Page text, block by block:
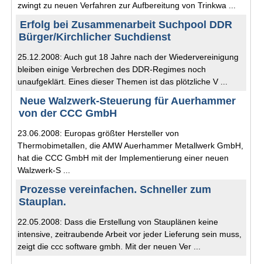
zwingt zu neuen Verfahren zur Aufbereitung von Trinkwa ...
Erfolg bei Zusammenarbeit Suchpool DDR
Bürger/Kirchlicher Suchdienst
25.12.2008: Auch gut 18 Jahre nach der Wiedervereinigung
bleiben einige Verbrechen des DDR-Regimes noch
unaufgeklärt. Eines dieser Themen ist das plötzliche V ...
Neue Walzwerk-Steuerung für Auerhammer
von der CCC GmbH
23.06.2008: Europas größter Hersteller von
Thermobimetallen, die AMW Auerhammer Metallwerk GmbH,
hat die CCC GmbH mit der Implementierung einer neuen
Walzwerk-S ...
Prozesse vereinfachen. Schneller zum
Stauplan.
22.05.2008: Dass die Erstellung von Stauplänen keine
intensive, zeitraubende Arbeit vor jeder Lieferung sein muss,
zeigt die ccc software gmbh. Mit der neuen Ver ...